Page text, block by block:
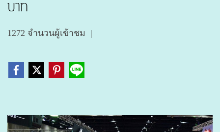
บาท
1272 จำนวนผู้เข้าชม |